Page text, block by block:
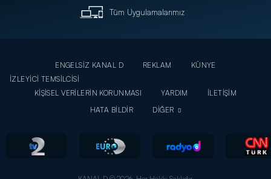
Tüm Uygulamalarımız
ENGELSİZ KANAL D REKLAM
KÜNYE
İZLEYİCİ TEMSİLCİSİ
KİŞİSEL VERİLERİN KORUNMASI
YARDIM
İLETİŞİM
HATA BİLDİR
DİĞER